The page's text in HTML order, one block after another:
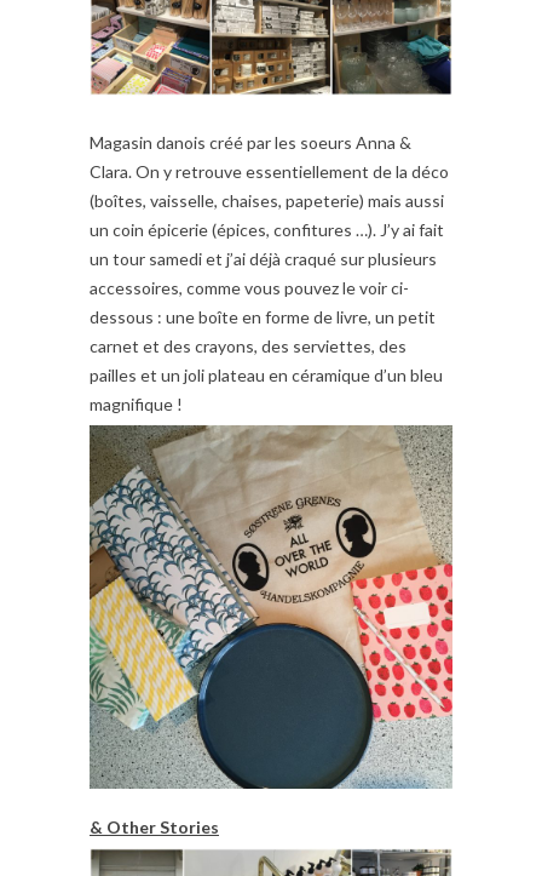
Magasin danois créé par les soeurs Anna &
Clara. On y retrouve essentiellement de la déco
(boîtes, vaisselle, chaises, papeterie) mais aussi
un coin épicerie (épices, confitures …). J’y ai fait
un tour samedi et j’ai déjà craqué sur plusieurs
accessoires, comme vous pouvez le voir ci-
dessous : une boîte en forme de livre, un petit
carnet et des crayons, des serviettes, des
pailles et un joli plateau en céramique d’un bleu
magnifique !
& Other Stories